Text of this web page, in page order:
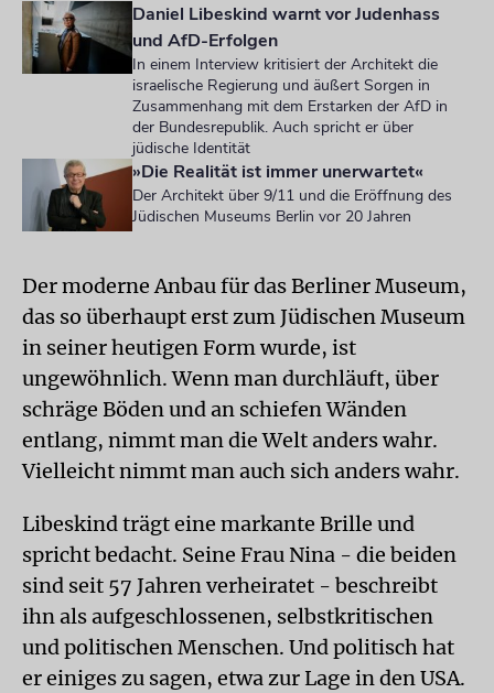
Daniel Libeskind warnt vor Judenhass
und AfD-Erfolgen
In einem Interview kritisiert der Architekt die
israelische Regierung und äußert Sorgen in
Zusammenhang mit dem Erstarken der AfD in
der Bundesrepublik. Auch spricht er über
jüdische Identität
»Die Realität ist immer unerwartet«
Der Architekt über 9/11 und die Eröffnung des
Jüdischen Museums Berlin vor 20 Jahren
Der moderne Anbau für das Berliner Museum,
das so überhaupt erst zum Jüdischen Museum
in seiner heutigen Form wurde, ist
ungewöhnlich. Wenn man durchläuft, über
schräge Böden und an schiefen Wänden
entlang, nimmt man die Welt anders wahr.
Vielleicht nimmt man auch sich anders wahr.
Libeskind trägt eine markante Brille und
spricht bedacht. Seine Frau Nina - die beiden
sind seit 57 Jahren verheiratet - beschreibt
ihn als aufgeschlossenen, selbstkritischen
und politischen Menschen. Und politisch hat
er einiges zu sagen, etwa zur Lage in den USA.